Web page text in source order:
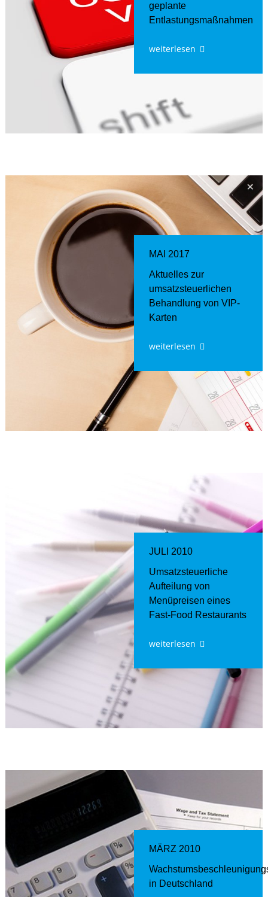
geplante
Entlastungsmaßnahmen
weiterlesen
MAI 2017
Aktuelles zur
umsatzsteuerlichen
Behandlung von VIP-
Karten
weiterlesen
JULI 2010
Umsatzsteuerliche
Aufteilung von
Menüpreisen eines
Fast-Food Restaurants
weiterlesen
MÄRZ 2010
in Deutschland